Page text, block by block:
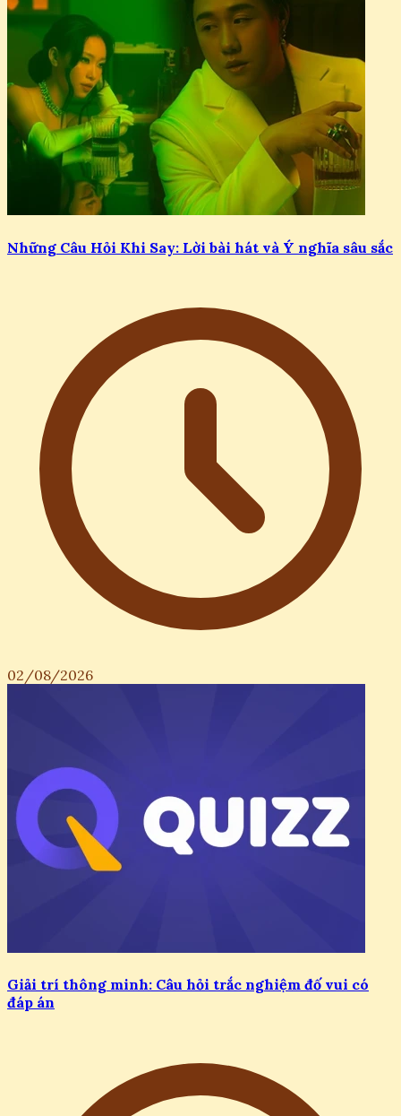
Những Câu Hỏi Khi Say: Lời bài hát và Ý nghĩa sâu sắc
02/08/2026
Giải trí thông minh: Câu hỏi trắc nghiệm đố vui có
đáp án